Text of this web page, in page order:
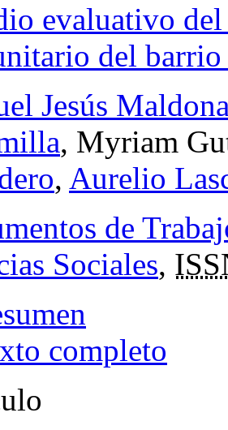
evaluativo
del barrio
Jesús
, Myriam
, Aurelio
de
Sociales,
completo